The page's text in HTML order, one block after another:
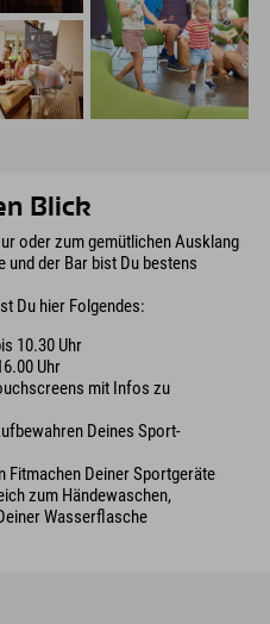
Blick
oder zum gemütlichen Ausklang
und der Bar bist Du bestens
Du hier Folgendes:
10.30 Uhr
Uhr
mit Infos zu
Deines Sport-
Fitmachen Deiner Sportgeräte
zum Händewaschen,
Wasserflasche